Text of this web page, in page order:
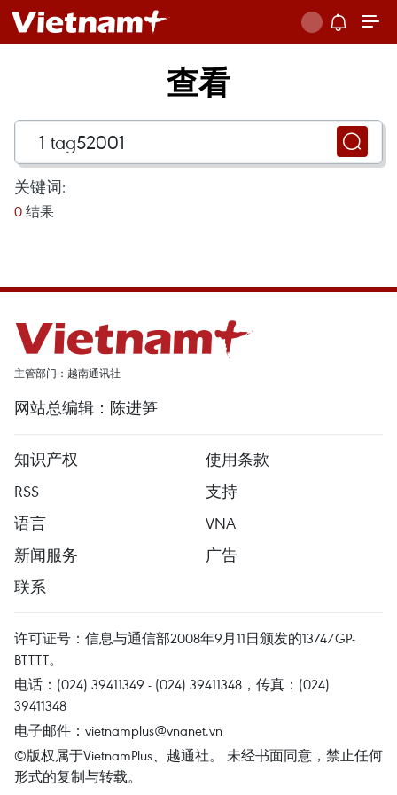
查看
关键词:
0 结果
主管部门：越南通讯社
网站总编辑：陈进笋
知识产权
使用条款
RSS
支持
语言
VNA
新闻服务
广告
联系
许可证号：信息与通信部2008年9月11日颁发的1374/GP-
BTTTT。
电话：(024) 39411349 - (024) 39411348，传真：(024)
39411348
电子邮件： vietnamplus@vnanet.vn
©版权属于VietnamPlus、越通社。 未经书面同意，禁止任何
形式的复制与转载。